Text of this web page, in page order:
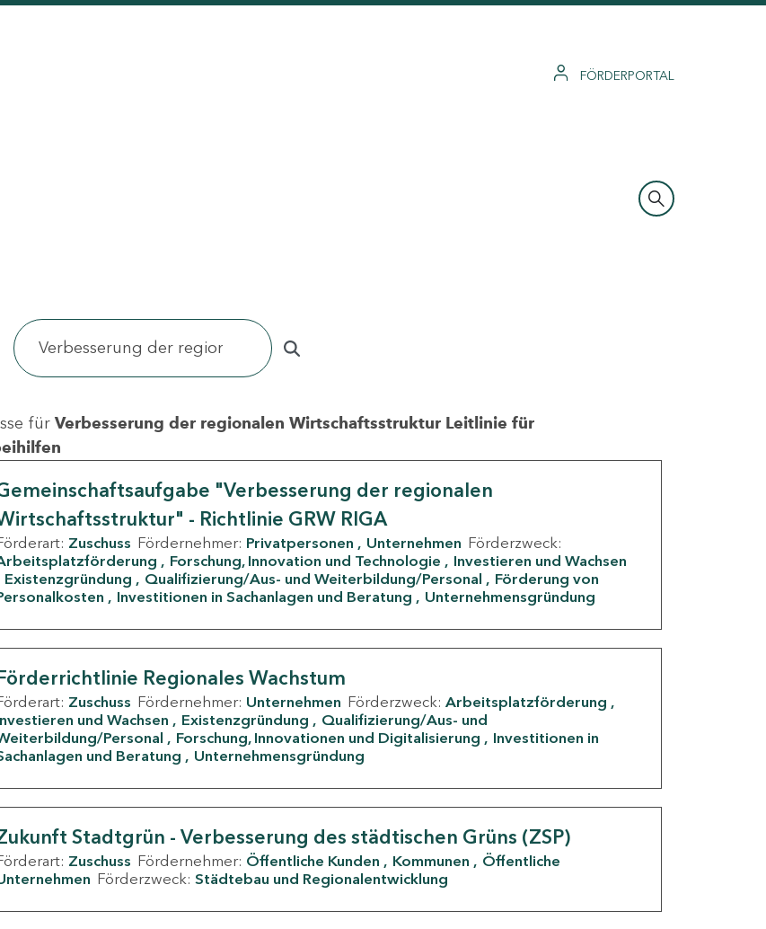
FÖRDERPORTAL
für Verbesserung der regionalen Wirtschaftsstruktur Leitlinie für
"Verbesserung der regionalen
- Richtlinie GRW RIGA
Zuschuss Fördernehmer: Privatpersonen Unternehmen Förderzweck:
Forschung, Innovation und Technologie
Investieren und Wachsen
Existenzgründung
Qualifizierung/Aus- und Weiterbildung/Personal
Förderung von
Investitionen in Sachanlagen und Beratung Unternehmensgründung
Regionales Wachstum
Zuschuss Fördernehmer: Unternehmen Förderzweck: Arbeitsplatzförderung
und Wachsen
Existenzgründung
Qualifizierung/Aus- und
Personal
Forschung, Innovationen und Digitalisierung
Investitionen in
und Beratung
Unternehmensgründung
Stadtgrün - Verbesserung des städtischen Grüns (ZSP)
Zuschuss Fördernehmer: Öffentliche Kunden Kommunen
Öffentliche
Förderzweck: Städtebau und Regionalentwicklung